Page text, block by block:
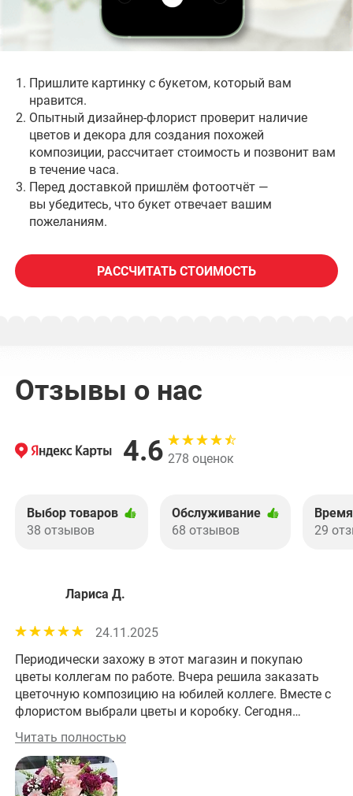
Наши постоянные клиенты
Пришлите картинку с букетом, который вам
нравится.
Опытный дизайнер-флорист проверит наличие
цветов и декора для создания похожей
композиции, рассчитает стоимость и позвонит вам
в течение часа.
Перед доставкой пришлём фотоотчёт —
вы убедитесь, что букет отвечает вашим
пожеланиям.
РАССЧИТАТЬ СТОИМОСТЬ
Отзывы о нас
4.6 278 оценок
Выбор товаров
38 отзывов
Обслуживание
68 отзывов
29
Лариса Д.
24.11.2025
Периодически захожу в этот магазин и покупаю
цветы коллегам по работе. Вчера решила заказать
цветочную композицию на юбилей коллеге. Вместе с
флористом выбрали цветы и коробку. Сегодня
забрала заказ. Получилось изумительно! На работе
все оценили эту красоту! Большое спасибо за
прекрасную работу!
Читать полностью